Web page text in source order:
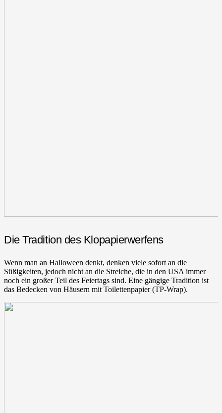
Die Tradition des Klopapierwerfens
Wenn man an Halloween denkt, denken viele sofort an die
Süßigkeiten, jedoch nicht an die Streiche, die in den USA immer
noch ein großer Teil des Feiertags sind. Eine gängige Tradition ist
das Bedecken von Häusern mit Toilettenpapier (TP-Wrap).